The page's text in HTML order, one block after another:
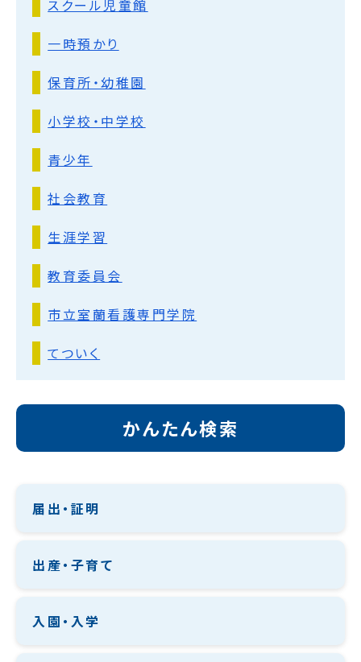
スクール児童館
一時預かり
保育所・幼稚園
小学校・中学校
青少年
社会教育
生涯学習
教育委員会
市立室蘭看護専門学院
てついく
かんたん検索
届出・証明
出産・子育て
入園・入学